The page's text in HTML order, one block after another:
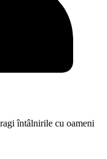
întâlnirile cu oameni